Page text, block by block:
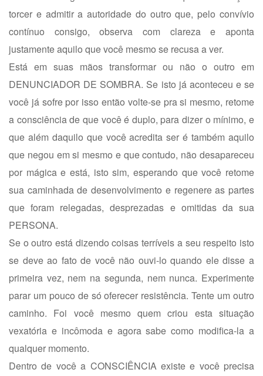
torcer e admitir a autoridade do outro que, pelo convívio
contínuo consigo, observa com clareza e aponta
justamente aquilo que você mesmo se recusa a ver.
Está em suas mãos transformar ou não o outro em
DENUNCIADOR DE SOMBRA. Se isto já aconteceu e se
você já sofre por isso então volte-se pra si mesmo, retome
a consciência de que você é duplo, para dizer o mínimo, e
que além daquilo que você acredita ser é também aquilo
que negou em si mesmo e que contudo, não desapareceu
por mágica e está, isto sim, esperando que você retome
sua caminhada de desenvolvimento e regenere as partes
que foram relegadas, desprezadas e omitidas da sua
PERSONA.
Se o outro está dizendo coisas terríveis a seu respeito isto
se deve ao fato de você não ouvi-lo quando ele disse a
primeira vez, nem na segunda, nem nunca. Experimente
parar um pouco de só oferecer resistência. Tente um outro
caminho. Foi você mesmo quem criou esta situação
vexatória e incômoda e agora sabe como modifica-la a
qualquer momento.
Dentro de você a CONSCIÊNCIA existe e você precisa